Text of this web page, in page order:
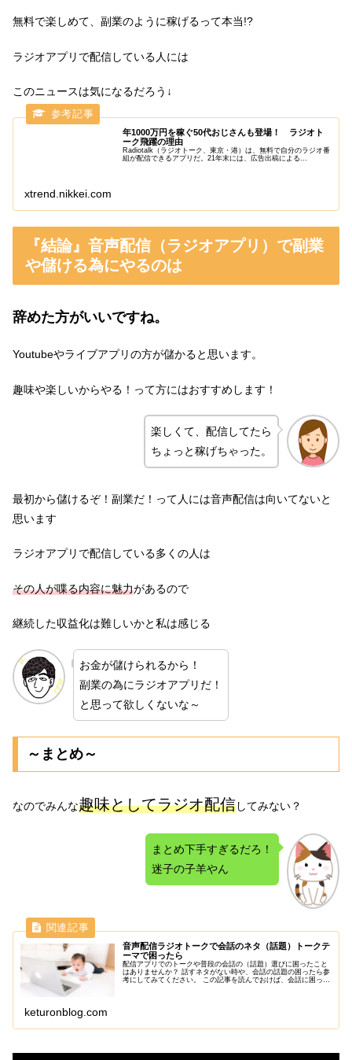
無料で楽しめて、副業のように稼げるって本当!?
ラジオアプリで配信している人には
このニュースは気になるだろう↓
年1000万円を稼ぐ50代おじさんも登場！ ラジオト
ーク飛躍の理由
Radiotalk（ラジオトーク、東京・港）は、無料で自分のラジオ番
組が配信できるアプリだ。21年末には、広告出稿による...
xtrend.nikkei.com
『結論』音声配信（ラジオアプリ）で副業
や儲ける為にやるのは
辞めた方がいいですね。
Youtubeやライブアプリの方が儲かると思います。
趣味や楽しいからやる！って方にはおすすめします！
楽しくて、配信してたら
ちょっと稼げちゃった。
最初から儲けるぞ！副業だ！って人には音声配信は向いてないと
思います
ラジオアプリで配信している多くの人は
その人が喋る内容に魅力があるので
継続した収益化は難しいかと私は感じる
お金が儲けられるから！
副業の為にラジオアプリだ！
と思って欲しくないな～
～まとめ～
なのでみんな趣味としてラジオ配信してみない？
まとめ下手すぎるだろ！
迷子の子羊やん
音声配信ラジオトークで会話のネタ（話題）トークテ
ーマで困ったら
配信アプリでのトークや普段の会話の（話題）選びに困ったこと
はありませんか？ 話すネタがない時や、会話の話題の困ったら参
考にしてみてください。 この記事を読んでおけば、会話に困った
keturonblog.com